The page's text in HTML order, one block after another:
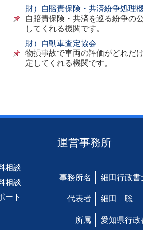
財）自賠責保険・共済紛争処理
自賠責保険・共済を巡る紛争の
してくれる機関です。
財）自動車査定協会
物損事故で車両の評価がどれだ
定してくれる機関です。
相談
相談
ート
運営事務所
事務所名 細田行政書
代表者 細田 聡
所属 愛知県行政